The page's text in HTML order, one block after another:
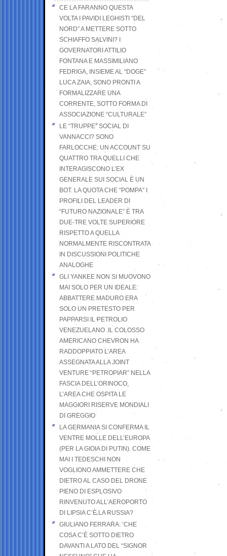
CE LA FARANNO QUESTA
VOLTA I PAVIDI LEGHISTI “DEL
NORD” A METTERE SOTTO
SCHIAFFO SALVINI? I
GOVERNATORI ATTILIO
FONTANA E MASSIMILIANO
FEDRIGA, INSIEME AL “DOGE”
LUCA ZAIA, SONO PRONTI A
FORMALIZZARE UNA
CORRENTE, SOTTO FORMA DI
ASSOCIAZIONE “CULTURALE”
LE “TRUPPE” SOCIAL DI
VANNACCI? SONO
FARLOCCHE: UN ACCOUNT SU
QUATTRO TRA QUELLI CHE
INTERAGISCONO L’EX
GENERALE SUI SOCIAL È UN
BOT. LA QUOTA CHE “POMPA” I
PROFILI DEL LEADER DI
“FUTURO NAZIONALE” È TRA
DUE-TRE VOLTE SUPERIORE
RISPETTO A QUELLA
NORMALMENTE RISCONTRATA
IN DISCUSSIONI POLITICHE
ANALOGHE
GLI YANKEE NON SI MUOVONO
MAI SOLO PER UN IDEALE:
ABBATTERE MADURO ERA
SOLO UN PRETESTO PER
PAPPARSI IL PETROLIO
VENEZUELANO .IL COLOSSO
AMERICANO CHEVRON HA
RADDOPPIATO L’AREA
ASSEGNATA ALLA JOINT
VENTURE “PETROPIAR” NELLA
FASCIA DELL’ORINOCO,
L’AREA CHE OSPITA LE
MAGGIORI RISERVE MONDIALI
DI GREGGIO
LA GERMANIA SI CONFERMA IL
VENTRE MOLLE DELL’EUROPA
(PER LA GIOIA DI PUTIN). COME
MAI I TEDESCHI NON
VOGLIONO AMMETTERE CHE
DIETRO AL CASO DEL DRONE
PIENO DI ESPLOSIVO
RINVENUTO ALL’AEROPORTO
DI LIPSIA C’È LA RUSSIA?
GIULIANO FERRARA: ’CHE
COSA C’È SOTTO DIETRO
DAVANTI A LATO DEL “SIGNOR